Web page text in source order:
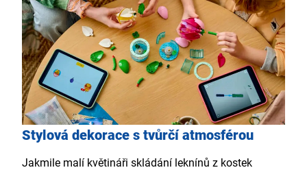
Stylová dekorace s tvůrčí atmosférou
Jakmile malí květináři skládání leknínů z kostek